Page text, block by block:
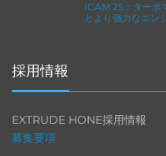
ICAM 25：ターボ
とより強力なエン
採用情報
EXTRUDE HONE採用情報
募集要項